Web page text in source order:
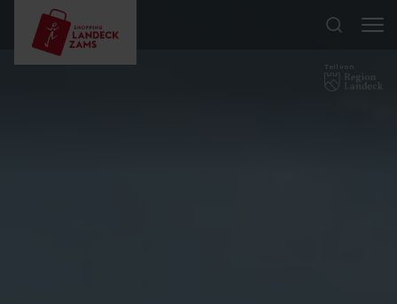
Teil von